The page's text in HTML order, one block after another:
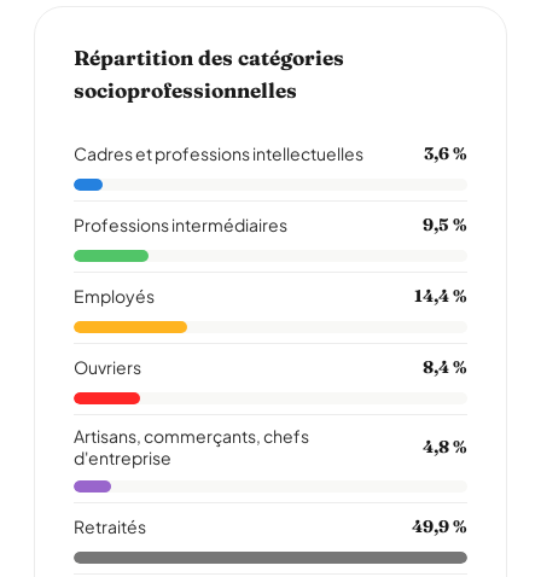
Répartition des catégories
socioprofessionnelles
Cadres et professions intellectuelles 3,6 %
Professions intermédiaires 9,5 %
Employés 14,4 %
Ouvriers 8,4 %
Artisans, commerçants, chefs
d'entreprise
4,8 %
Retraités 49,9 %